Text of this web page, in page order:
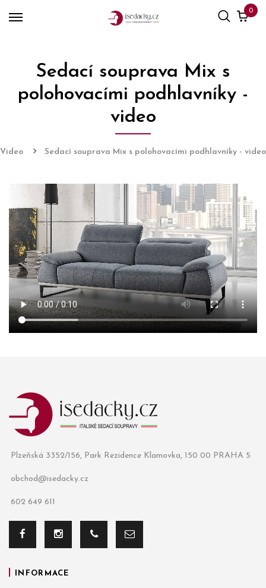
0
Sedací souprava Mix s
polohovacími podhlavníky -
video
Video Sedací souprava Mix s polohovacími podhlavníky - video
Plzeňská 3352/156, Park Rezidence Klamovka, 150 00 PRAHA 5
obchod@isedacky.cz
602 649 611
INFORMACE